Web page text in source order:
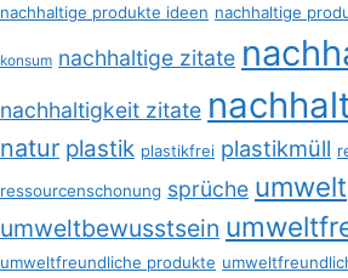
nachhaltige produkte ideen nachhaltige
konsum nachhaltige zitate
nachhaltigkeit zitate
natur plastik plastikfrei plastikmüll
ressourcenschonung sprüche umwelt
umweltbewusstsein
umweltfreundliche produkte